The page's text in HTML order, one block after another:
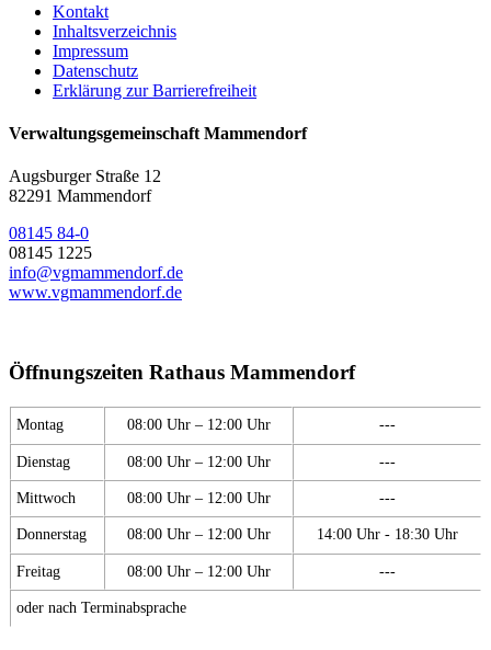
Kontakt
Inhaltsverzeichnis
Impressum
Datenschutz
Erklärung zur Barrierefreiheit
Verwaltungsgemeinschaft Mammendorf
Augsburger Straße 12
82291 Mammendorf
08145 84-0
08145 1225
info@vgmammendorf.de
www.vgmammendorf.de
Öffnungszeiten Rathaus Mammendorf
Montag 08:00 Uhr – 12:00 Uhr ---
Dienstag 08:00 Uhr – 12:00 Uhr ---
Mittwoch 08:00 Uhr – 12:00 Uhr ---
Donnerstag 08:00 Uhr – 12:00 Uhr 14:00 Uhr - 18:30 Uhr
Freitag 08:00 Uhr – 12:00 Uhr ---
oder nach Terminabsprache